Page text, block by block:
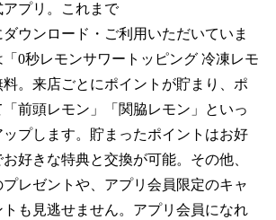
アプリ。これまで
ウンロード・ご利用いただいていま
0秒レモンサワートッピング 冷凍レモ
。来店ごとにポイントが貯まり、ポ
前頭レモン」「関脇レモン」といっ
プします。貯まったポイントはお好
好きな特典と交換が可能。その他、
レゼントや、アプリ会員限定のキャ
も見逃せません。アプリ会員になれ